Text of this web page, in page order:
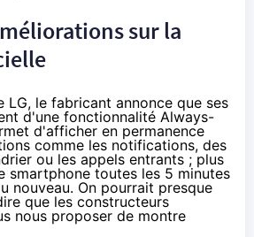
sur la
LG, le fabricant annonce que ses
d'une fonctionnalité Always-
d'afficher en permanence
comme les notifications, des
ou les appels entrants ; plus
smartphone toutes les 5 minutes
nouveau. On pourrait presque
que les constructeurs
nous proposer de montre